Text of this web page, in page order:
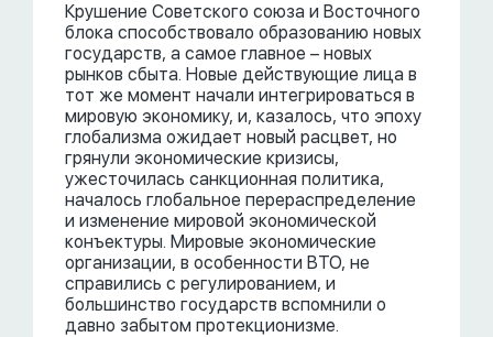
Крушение Советского союза и Восточного
блока способствовало образованию новых
государств, а самое главное – новых
рынков сбыта. Новые действующие лица в
тот же момент начали интегрироваться в
мировую экономику, и, казалось, что эпоху
глобализма ожидает новый расцвет, но
грянули экономические кризисы,
ужесточилась санкционная политика,
началось глобальное перераспределение
и изменение мировой экономической
конъектуры. Мировые экономические
организации, в особенности ВТО, не
справились с регулированием, и
большинство государств вспомнили о
давно забытом протекционизме.